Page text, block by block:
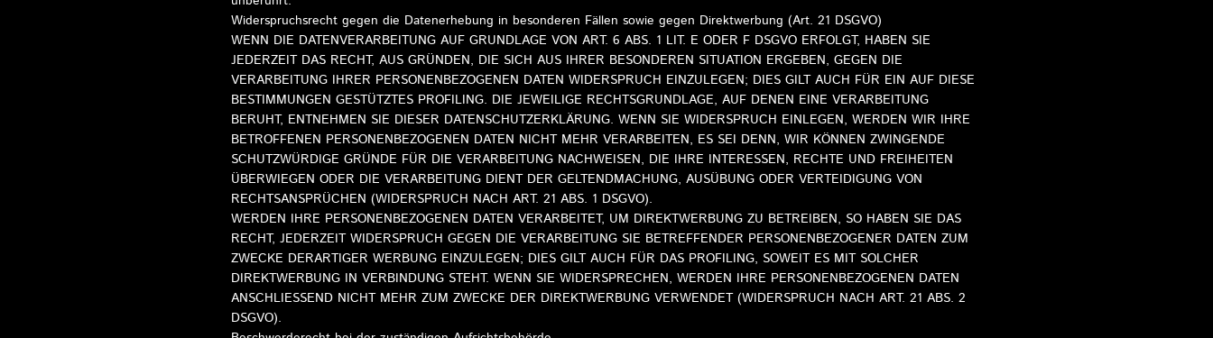
Widerspruchsrecht gegen die Datenerhebung in besonderen Fällen sowie gegen Direktwerbung (Art. 21 DSGVO)
WENN DIE DATENVERARBEITUNG AUF GRUNDLAGE VON ART. 6 ABS. 1 LIT. E ODER F DSGVO ERFOLGT, HABEN SIE
JEDERZEIT DAS RECHT, AUS GRÜNDEN, DIE SICH AUS IHRER BESONDEREN SITUATION ERGEBEN, GEGEN DIE
VERARBEITUNG IHRER PERSONENBEZOGENEN DATEN WIDERSPRUCH EINZULEGEN; DIES GILT AUCH FÜR EIN AUF DIESE
BESTIMMUNGEN GESTÜTZTES PROFILING. DIE JEWEILIGE RECHTSGRUNDLAGE, AUF DENEN EINE VERARBEITUNG
BERUHT, ENTNEHMEN SIE DIESER DATENSCHUTZERKLÄRUNG. WENN SIE WIDERSPRUCH EINLEGEN, WERDEN WIR IHRE
BETROFFENEN PERSONENBEZOGENEN DATEN NICHT MEHR VERARBEITEN, ES SEI DENN, WIR KÖNNEN ZWINGENDE
SCHUTZWÜRDIGE GRÜNDE FÜR DIE VERARBEITUNG NACHWEISEN, DIE IHRE INTERESSEN, RECHTE UND FREIHEITEN
ÜBERWIEGEN ODER DIE VERARBEITUNG DIENT DER GELTENDMACHUNG, AUSÜBUNG ODER VERTEIDIGUNG VON
RECHTSANSPRÜCHEN (WIDERSPRUCH NACH ART. 21 ABS. 1 DSGVO).
WERDEN IHRE PERSONENBEZOGENEN DATEN VERARBEITET, UM DIREKTWERBUNG ZU BETREIBEN, SO HABEN SIE DAS
RECHT, JEDERZEIT WIDERSPRUCH GEGEN DIE VERARBEITUNG SIE BETREFFENDER PERSONENBEZOGENER DATEN ZUM
ZWECKE DERARTIGER WERBUNG EINZULEGEN; DIES GILT AUCH FÜR DAS PROFILING, SOWEIT ES MIT SOLCHER
DIREKTWERBUNG IN VERBINDUNG STEHT. WENN SIE WIDERSPRECHEN, WERDEN IHRE PERSONENBEZOGENEN DATEN
ANSCHLIESSEND NICHT MEHR ZUM ZWECKE DER DIREKTWERBUNG VERWENDET (WIDERSPRUCH NACH ART. 21 ABS. 2
DSGVO).